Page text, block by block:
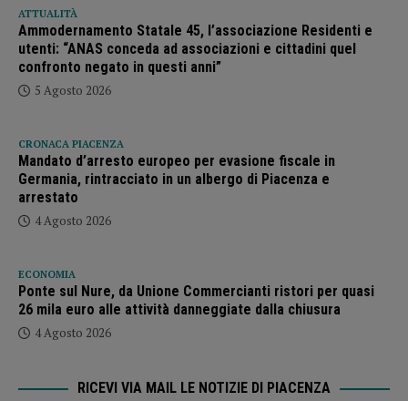
ATTUALITÀ
Ammodernamento Statale 45, l’associazione Residenti e
utenti: “ANAS conceda ad associazioni e cittadini quel
confronto negato in questi anni”
5 Agosto 2026
CRONACA PIACENZA
Mandato d’arresto europeo per evasione fiscale in
Germania, rintracciato in un albergo di Piacenza e
arrestato
4 Agosto 2026
ECONOMIA
Ponte sul Nure, da Unione Commercianti ristori per quasi
26 mila euro alle attività danneggiate dalla chiusura
4 Agosto 2026
RICEVI VIA MAIL LE NOTIZIE DI PIACENZA